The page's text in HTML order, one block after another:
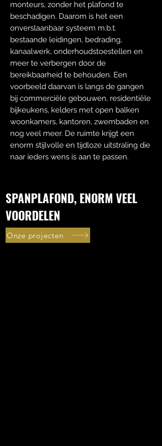
monteurs, zonder het plafond te
beschadigen. Daarom is het een
onverslaanbaar systeem m.b.t.
bestaande leidingen, bedrading,
kanaalwerk, onderhoudstoestellen en
meer te verbergen door de
bereikbaarheid te behouden. Een
voorbeeld daarvan is langs de gangen
bij commerciële gebouwen, residentiële
bijkeukens, kelders met open balken
woonkamers, kantoren, zwembaden en
nog veel meer. De ruimte krijgt een
enorm stijlvolle en tijdloze uitstraling die
naar ieders wens is aan te passen.
SPANPLAFOND, ENORM VEEL
VOORDELEN
Onze projecten